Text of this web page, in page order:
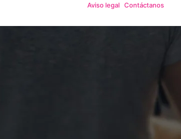
Aviso legal Contáctanos